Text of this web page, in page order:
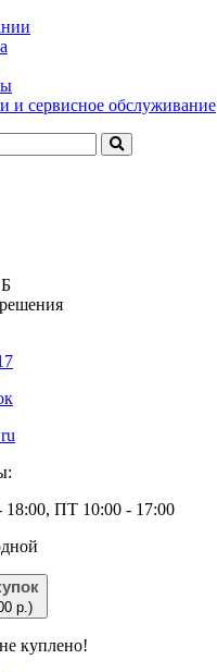
и сервисное обслуживание
ПТ 10:00 - 17:00
р.)
куплено!